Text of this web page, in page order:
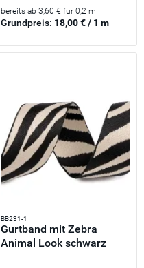
bereits ab 3,60 € für 0,2 m
Grundpreis: 18,00 € / 1 m
BB231-1
Gurtband mit Zebra
Animal Look schwarz